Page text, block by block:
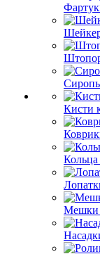
Кисти
Кольца
Мешки